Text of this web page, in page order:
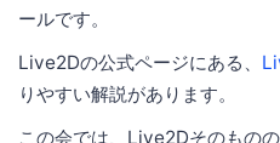
ールです。
Live2Dの公式ページにある、
りやすい解説があります。
この会では、Live2Dそのもの